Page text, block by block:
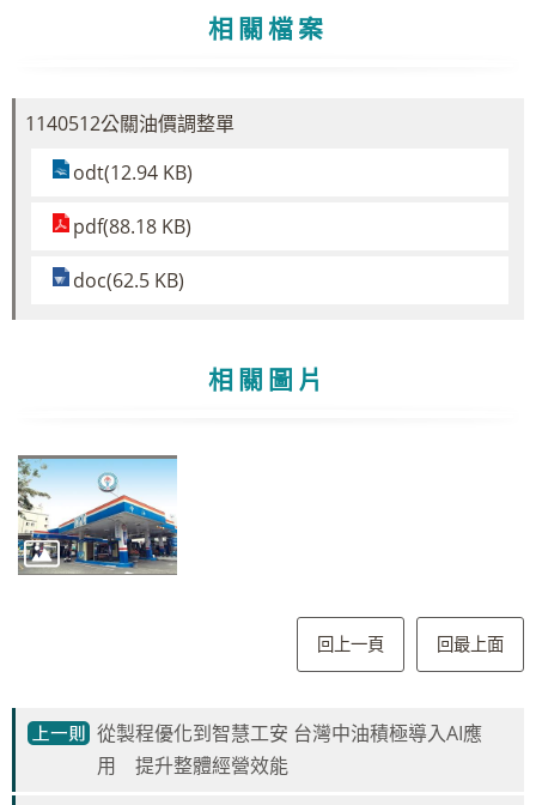
相關檔案
1140512公關油價調整單
odt(12.94 KB)
pdf(88.18 KB)
doc(62.5 KB)
相關圖片
回上一頁 回最上面
從製程優化到智慧工安 台灣中油積極導入AI應
用 提升整體經營效能